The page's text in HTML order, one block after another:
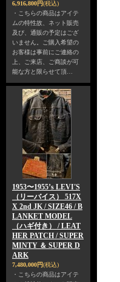
6,916,800円(税込)
・こちらの商品はアイテ
ムの特性故、ネット販売
及び、通販の予定はござ
いません。ご購入希望の
お客様は事前にご連絡の
上、ご来店、ご商談が可
能な方と限らせて頂…
1953〜1955’s LEVI'S
（リーバイス） 517X
X 2nd JK / SIZE46 / B
LANKET MODEL
（ハギ付き） / LEAT
HER PATCH / SUPER
MINTY ＆ SUPER D
ARK
7,480,000円(税込)
・こちらの商品はアイテ